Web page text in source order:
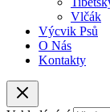
Vlčák
Výcvik Psů
O Nás
Kontakty